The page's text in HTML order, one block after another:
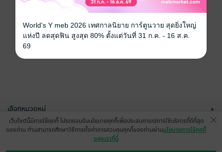
เลือกหมวดหมู่ +
บริการช่วยเหลือ
เว็บไซต์นี้มีการใช้คุกกี้ โปรดยอมรับนโยบายคุกกี้เพื่อประสบการณ์การใช้บริการที่ดีที่สุด
ของท่าน ท่านสามารถศึกษาวิธีการตั้งค่าการควบคุมคุกกี้ของท่านผ่านนโยบายการใช้คุกกี้
ของเราที่นี่
World's Y meb 2026 เทศกาลนิยาย การ์ตูนวาย สุดยิ่งใหญ่
แห่งปี ลดสุดฟิน สูงสุด 80% ตั้งแต่วันที่ 31 ก.ค. - 16 ส.ค.
69